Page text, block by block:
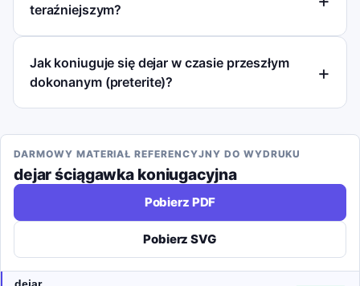
teraźniejszym?
Jak koniuguje się dejar w czasie przeszłym
dokonanym (preterite)?
DARMOWY MATERIAŁ REFERENCYJNY DO WYDRUKU
dejarściągawka koniugacyjna
Pobierz PDF
Pobierz SVG